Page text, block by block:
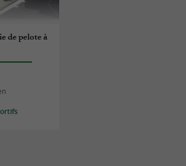
de pelote à